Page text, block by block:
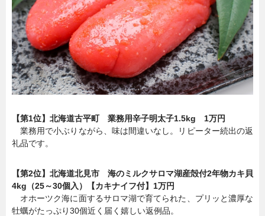
【第1位】北海道古平町 業務用辛子明太子1.5kg 1万円
業務用で小ぶりながら、味は間違いなし。リピーター続出の返
礼品です。
【第2位】北海道北見市 海のミルクサロマ湖産殻付2年物カキ貝
4kg（25～30個入）【カキナイフ付】1万円
オホーツク海に面するサロマ湖で育てられた、プリッと濃厚な
牡蠣がたっぷり30個近く届く嬉しい返例品。